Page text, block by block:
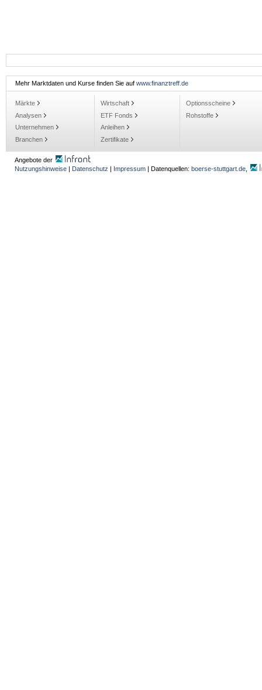
Mehr Marktdaten und Kurse finden Sie auf www.finanztreff.de
Märkte
Analysen
Unternehmen
Branchen
Wirtschaft
ETF Fonds
Anleihen
Zertifikate
Optionsscheine
Rohstoffe
Angebote der
Nutzungshinweise | Datenschutz | Impressum | Datenquellen: boerse-stuttgart.de